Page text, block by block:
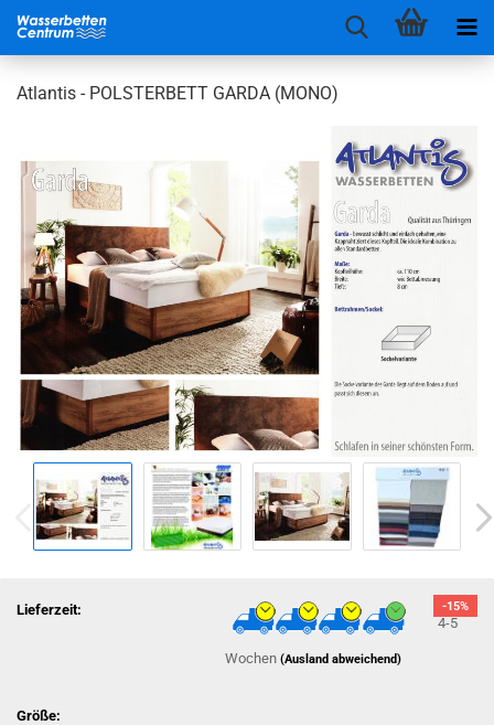
Atlantis - POLSTERBETT GARDA (MONO)
-15%
Lieferzeit:
4-5
Wochen(Ausland abweichend)
Größe: